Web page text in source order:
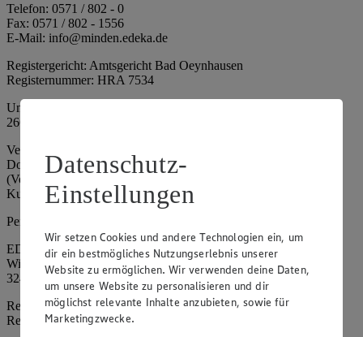
Telefon: 0571 / 802 - 0
Fax: 0571 / 802 - 1556
E-Mail: info@minden.edeka.de
Registergericht: Amtsgericht Bad Oeynhausen
Registernummer: HRA 7534
Umsatzsteuer-Identifikationsnummer gem. § 27a UStG: DE
266067317
Vertretungsberechtigte: Mark Rosenkranz (Sprecher), Eileen
Dominique Klingsiek (Vorstandsmitglied), Ulf-U. Plath
(Vorstandsmitglied), Stephan Wohler (Vorstandsmitglied), Marc
Kuhlmann (Aufsichtsratsvorsitzender)
Persönlich haftende Gesellschafterin:
EDEKA Minden-Hannover Holding GmbH
Wittelsbacherallee 61
32427 Minden
Registergericht: Amtsgericht Bad Oeynhausen
Registernummer: HRB 4086
Datenschutz-
Einstellungen
Wir setzen Cookies und andere Technologien ein, um
dir ein bestmögliches Nutzungserlebnis unserer
Website zu ermöglichen. Wir verwenden deine Daten,
um unsere Website zu personalisieren und dir
möglichst relevante Inhalte anzubieten, sowie für
Marketingzwecke.